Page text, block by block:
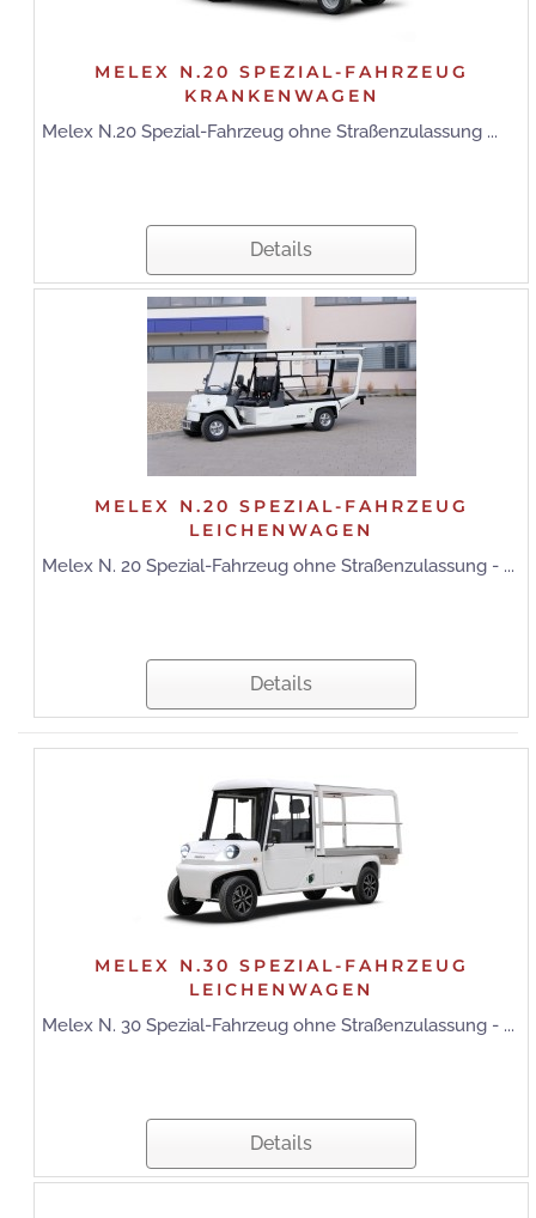
MELEX N.20 SPEZIAL-FAHRZEUG
KRANKENWAGEN
Melex N.20 Spezial-Fahrzeug ohne Straßenzulassung ...
Details
MELEX N.20 SPEZIAL-FAHRZEUG
LEICHENWAGEN
Melex N. 20 Spezial-Fahrzeug ohne Straßenzulassung - ...
Details
MELEX N.30 SPEZIAL-FAHRZEUG
LEICHENWAGEN
Melex N. 30 Spezial-Fahrzeug ohne Straßenzulassung - ...
Details